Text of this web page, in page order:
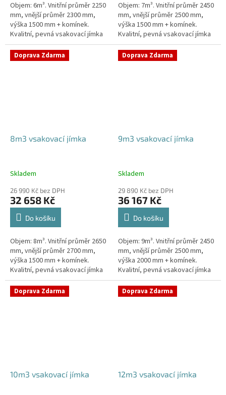
Objem: 6m³. Vnitřní průměr 2250
mm, vnější průměr 2300 mm,
výška 1500 mm + komínek.
Kvalitní, pevná vsakovací jímka
(nádrž) bez potřeby
obetonování Průměr přítoku a
odtoku +...
Objem: 7m³. Vnitřní průměr 2450
mm, vnější průměr 2500 mm,
výška 1500 mm + komínek.
Kvalitní, pevná vsakovací jímka
(nádrž) bez potřeby
obetonování Průměr přítoku a
odtoku +...
Doprava Zdarma
8m3 vsakovací jímka
Skladem
26 990 Kč bez DPH
32 658 Kč
Do košíku
Objem: 8m³. Vnitřní průměr 2650
mm, vnější průměr 2700 mm,
výška 1500 mm + komínek.
Kvalitní, pevná vsakovací jímka
(nádrž) bez potřeby
obetonování Průměr přítoku a
odtoku +...
Doprava Zdarma
9m3 vsakovací jímka
Skladem
29 890 Kč bez DPH
36 167 Kč
Do košíku
Objem: 9m³. Vnitřní průměr 2450
mm, vnější průměr 2500 mm,
výška 2000 mm + komínek.
Kvalitní, pevná vsakovací jímka
(nádrž) bez potřeby
obetonování Průměr přítoku a
odtoku +...
Doprava Zdarma
10m3 vsakovací jímka
Doprava Zdarma
12m3 vsakovací jímka